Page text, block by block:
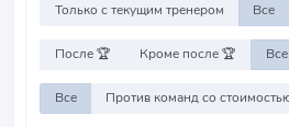
Только с текущим тренером Все
После 🏆 Кроме после 🏆 Все
Все